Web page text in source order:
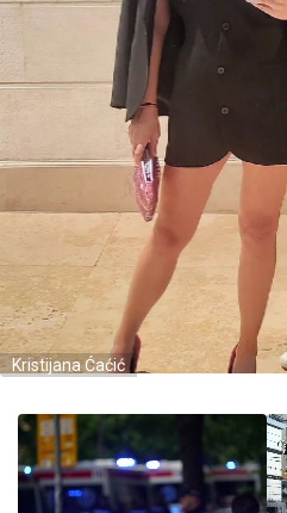
Kristijana Ćaćić